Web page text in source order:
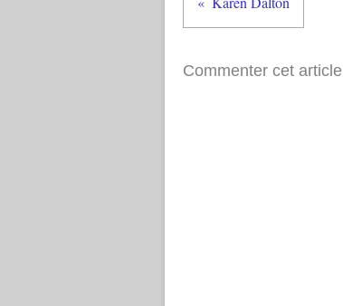
Commenter cet article